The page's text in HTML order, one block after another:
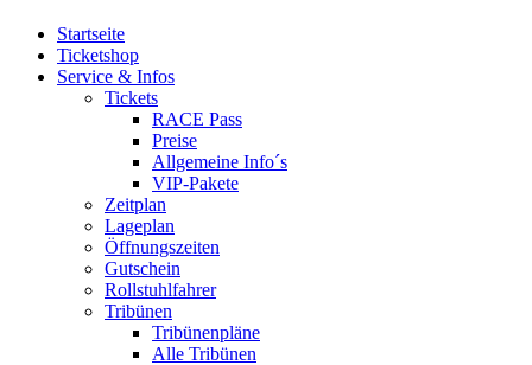
Startseite
Ticketshop
Service & Infos
Tickets
RACE Pass
Preise
Allgemeine Info´s
VIP-Pakete
Zeitplan
Lageplan
Öffnungszeiten
Gutschein
Rollstuhlfahrer
Tribünen
Tribünenpläne
Alle Tribünen